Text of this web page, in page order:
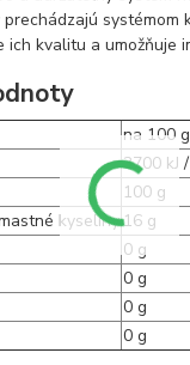
systémom
ich kvalitu a umožňuje
na 100
3700 kJ
100 g
kyseliny16 g
0 g
0 g
0 g
0 g